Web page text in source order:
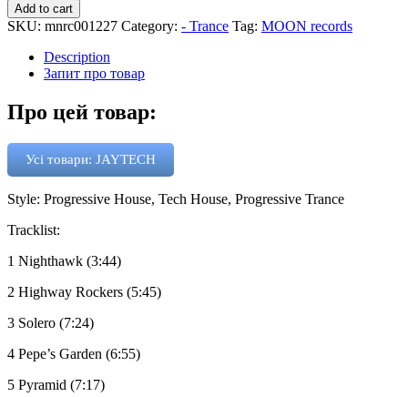
Add to cart
SKU: mnrc001227 Category: - Trance Tag: MOON records
Description
Запит про товар
Про цей товар:
Усі товари: JAYTECH
Style: Progressive House, Tech House, Progressive Trance
Tracklist:
1 Nighthawk (3:44)
2 Highway Rockers (5:45)
3 Solero (7:24)
4 Pepe’s Garden (6:55)
5 Pyramid (7:17)